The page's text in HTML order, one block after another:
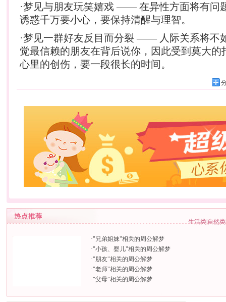
·梦见与朋友玩笑嬉戏 —— 在异性方面将有问
诱惑千万要小心，要保持清醒与理智。
·梦见一群好友反目而分裂 —— 人际关系将不
觉最信赖的朋友在背后说你，因此受到莫大的
心里的创伤，要一段很长的时间。
生活类|自然类|
·"兄弟姐妹"相关的周公解梦
·"小孩、婴儿"相关的周公解梦
·"朋友"相关的周公解梦
·"老师"相关的周公解梦
·"父母"相关的周公解梦